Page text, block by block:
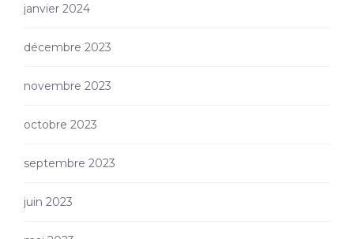
janvier 2024
décembre 2023
novembre 2023
octobre 2023
septembre 2023
juin 2023